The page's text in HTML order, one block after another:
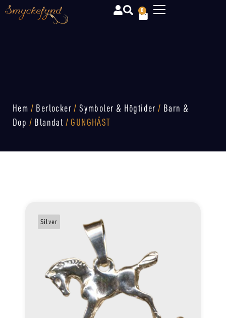
0
Hem / Berlocker /Symboler & Högtider / Barn &
Dop / Blandat / GUNGHÄST
Silver